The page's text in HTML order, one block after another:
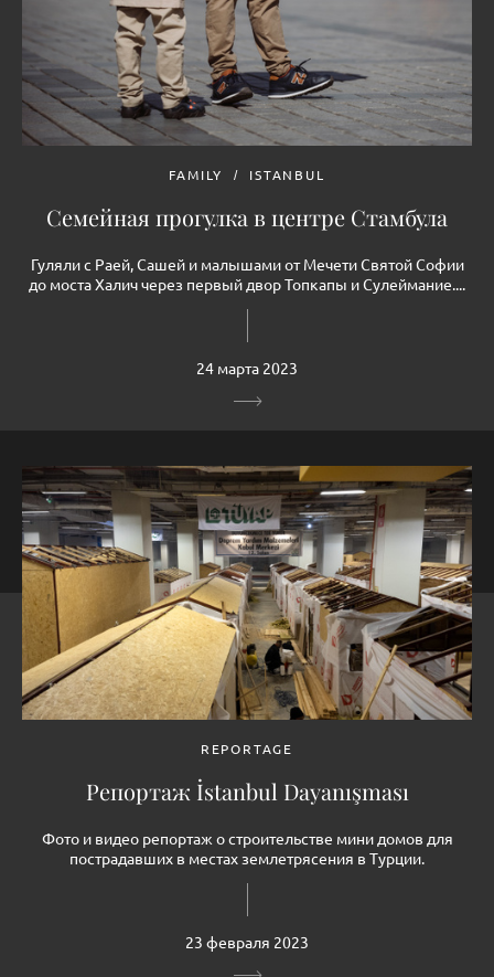
FAMILY ISTANBUL
Семейная прогулка в центре Стамбула
Гуляли с Раей, Сашей и малышами от Мечети Святой Софии
до моста Халич через первый двор Топкапы и Сулеймание....
24 марта 2023
REPORTAGE
Репортаж İstanbul Dayanışması
Фото и видео репортаж о строительстве мини домов для
пострадавших в местах землетрясения в Турции.
23 февраля 2023